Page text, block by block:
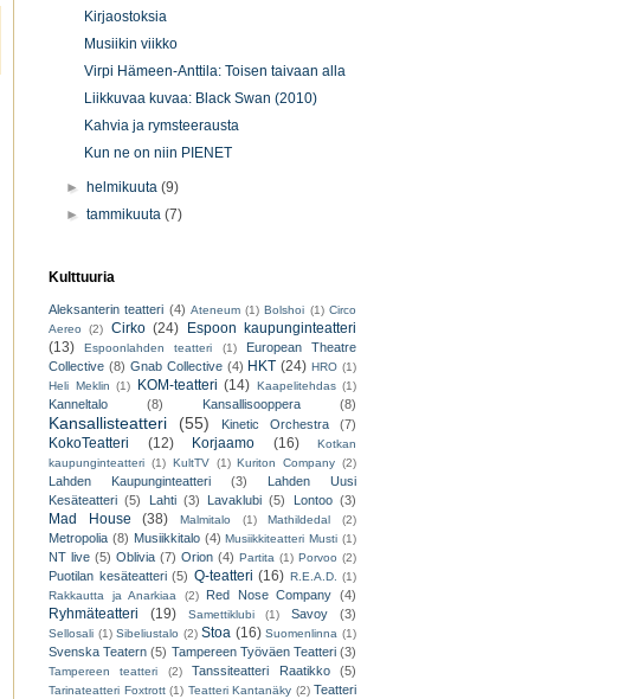
Kirjaostoksia
Musiikin viikko
Virpi Hämeen-Anttila: Toisen taivaan alla
Liikkuvaa kuvaa: Black Swan (2010)
Kahvia ja rymsteerausta
Kun ne on niin PIENET
► helmikuuta(9)
►tammikuuta(7)
Kulttuuria
Aleksanterin teatteri (4) Ateneum (1) Bolshoi (1) Circo
Aereo
(2) Cirko (24)
Espoon kaupunginteatteri
(13)
Espoonlahden teatteri (1)
European Theatre
Collective (8) Gnab Collective (4) HKT (24) HRO (1)
Heli Meklin (1) KOM-teatteri (14) Kaapelitehdas (1)
Kanneltalo (8) Kansallisooppera (8)
Kansallisteatteri (55) Kinetic Orchestra (7)
KokoTeatteri (12) Korjaamo (16)
Kotkan
kaupunginteatteri (1) KultTV (1) Kuriton Company (2)
Lahden Kaupunginteatteri (3)
Lahden Uusi
Kesäteatteri (5) Lahti (3) Lavaklubi (5) Lontoo (3)
Mad House (38) Malmitalo (1) Mathildedal (2)
Metropolia (8) Musiikkitalo (4) Musiikkiteatteri Musti (1)
NT live (5) Oblivia (7) Orion (4) Partita (1) Porvoo (2)
Puotilan kesäteatteri (5) Q-teatteri (16) R.E.A.D. (1)
Rakkautta ja Anarkiaa
(2) Red Nose Company (4)
Ryhmäteatteri (19) Samettiklubi (1) Savoy (3)
Sellosali (1) Sibeliustalo (2) Stoa (16) Suomenlinna (1)
Svenska Teatern (5) Tampereen Työväen Teatteri (3)
Tampereen teatteri (2) Tanssiteatteri Raatikko (5)
Tarinateatteri Foxtrott (1) Teatteri Kantanäky (2) Teatteri